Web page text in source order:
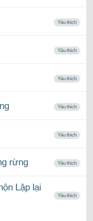
Yêu thích
Yêu thích
Yêu thích
Yêu thích
Yêu thích
rừng Yêu thích
Lặp lại
Yêu thích